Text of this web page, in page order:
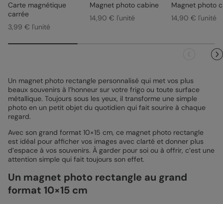
Carte magnétique
carrée
3,99 € l'unité
Magnet photo cabine
14,90 € l'unité
Magnet photo
14,90 € l'unité
Un magnet photo rectangle personnalisé qui met vos plus
beaux souvenirs à l’honneur sur votre frigo ou toute surface
métallique. Toujours sous les yeux, il transforme une simple
photo en un petit objet du quotidien qui fait sourire à chaque
regard.
Avec son grand format 10×15 cm, ce magnet photo rectangle
est idéal pour afficher vos images avec clarté et donner plus
d’espace à vos souvenirs. À garder pour soi ou à offrir, c’est une
attention simple qui fait toujours son effet.
Un magnet photo rectangle au grand
format 10×15 cm